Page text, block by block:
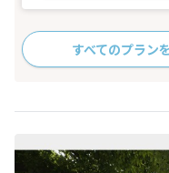
すべてのプラン